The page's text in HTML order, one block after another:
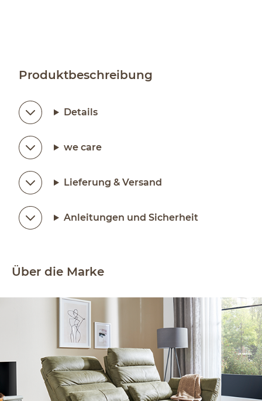
Produktbeschreibung
Details
we care
Lieferung & Versand
Anleitungen und Sicherheit
Über die Marke